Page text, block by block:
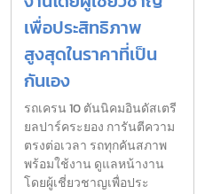
เพื่อประสิทธิภาพ
สูงสุดในราคาที่เป็น
กันเอง
รถเครน 10 ตันนิคมอินดัสเตรี
ยลปาร์คระยอง การันตีความ
ตรงต่อเวลา รถทุกคันสภาพ
พร้อมใช้งาน ดูแลหน้างาน
โดยผู้เชี่ยวชาญเพื่อประ